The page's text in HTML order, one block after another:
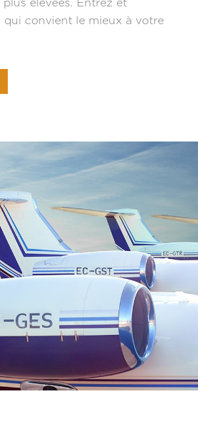
élevées. Entrez et
qui convient le mieux à votre